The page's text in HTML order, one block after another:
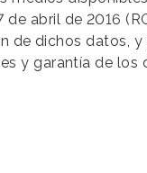
abril de 2016
de dichos datos,
y garantía de los